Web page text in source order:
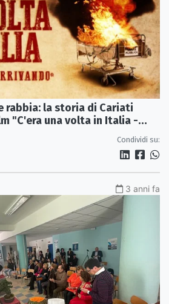
rabbia: la storia di Cariati
"C'era una volta in Italia -
Condividi su:
3 anni fa